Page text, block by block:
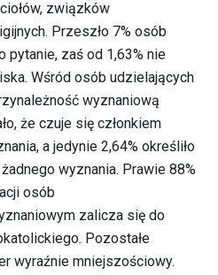
związków
Przeszło 7% osób
pytanie, zaś od 1,63% nie
Wśród osób udzielających
wyznaniową
że czuje się członkiem
a jedynie 2,64% określiło
wyznania. Prawie 88%
osób
zalicza się do
Pozostałe
wyraźnie mniejszościowy.